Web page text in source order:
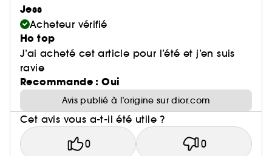
Jess
Acheteur vérifié
Ho top
J’ai acheté cet article pour l’été et j’en suis
ravie
Recommande : Oui
Avis publié à l’origine sur dior.com
Cet avis vous a-t-il été utile ?
0 0